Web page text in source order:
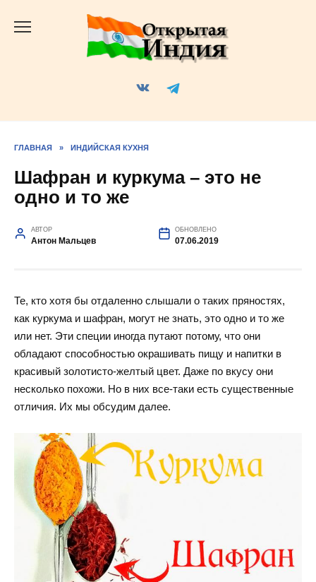
ГЛАВНАЯ » ИНДИЙСКАЯ КУХНЯ
Шафран и куркума – это не
одно и то же
АВТОР
Антон Мальцев
ОБНОВЛЕНО
07.06.2019
Те, кто хотя бы отдаленно слышали о таких пряностях,
как куркума и шафран, могут не знать, это одно и то же
или нет. Эти специи иногда путают потому, что они
обладают способностью окрашивать пищу и напитки в
красивый золотисто-желтый цвет. Даже по вкусу они
несколько похожи. Но в них все-таки есть существенные
отличия. Их мы обсудим далее.